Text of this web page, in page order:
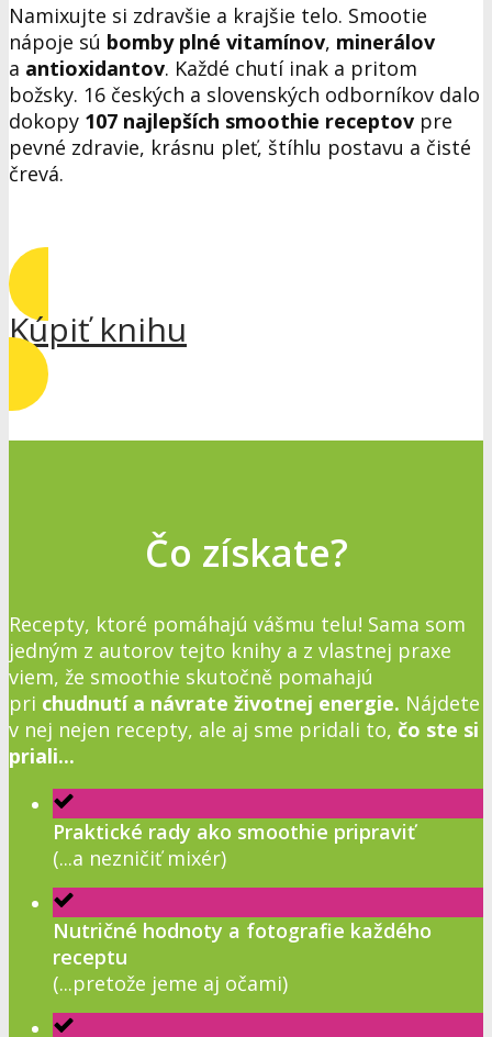
Namixujte si zdravšie a krajšie telo. Smootie
nápoje sú bomby plné vitamínov, minerálov
a antioxidantov. Každé chutí inak a pritom
božsky. 16 českých a slovenských odborníkov dalo
dokopy 107 najlepších smoothie receptov pre
pevné zdravie, krásnu pleť, štíhlu postavu a čisté
črevá.
Kúpiť knihu
Čo získate?
Recepty, ktoré pomáhajú vášmu telu! Sama som
jedným z autorov tejto knihy a z vlastnej praxe
viem, že smoothie skutočně pomahajú
pri chudnutí a návrate životnej energie. Nájdete
v nej nejen recepty, ale aj sme pridali to, čo ste si
priali...
Praktické rady ako smoothie pripraviť
(...a nezničiť mixér)
Nutričné hodnoty a fotografie každého
receptu
(...pretože jeme aj očami)